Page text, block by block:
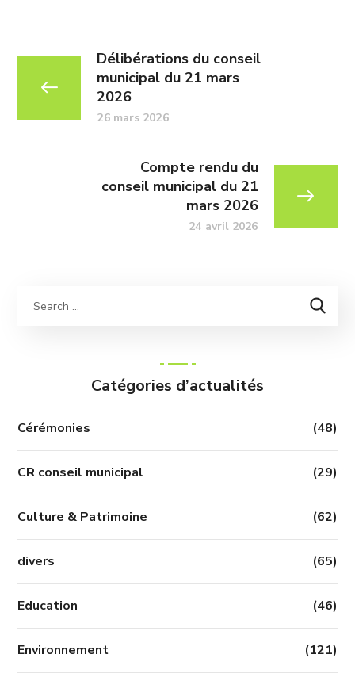
Délibérations du conseil
municipal du 21 mars
2026
26 mars 2026
Compte rendu du
conseil municipal du 21
mars 2026
24 avril 2026
Catégories d’actualités
Cérémonies (48)
CR conseil municipal (29)
Culture & Patrimoine (62)
divers (65)
Education (46)
Environnement (121)